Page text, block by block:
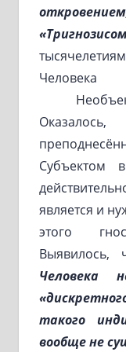
Субъектом
является и
этого
Человека
такого
вообще не